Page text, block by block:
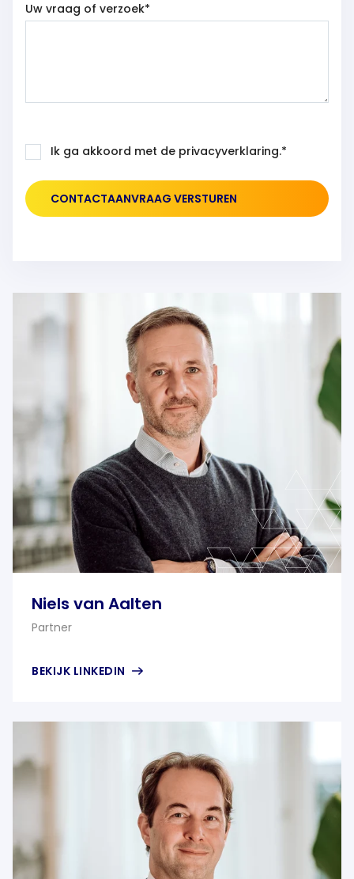
Uw vraag of verzoek*
Ik ga akkoord met de privacyverklaring.*
Niels van Aalten
Partner
BEKIJK LINKEDIN